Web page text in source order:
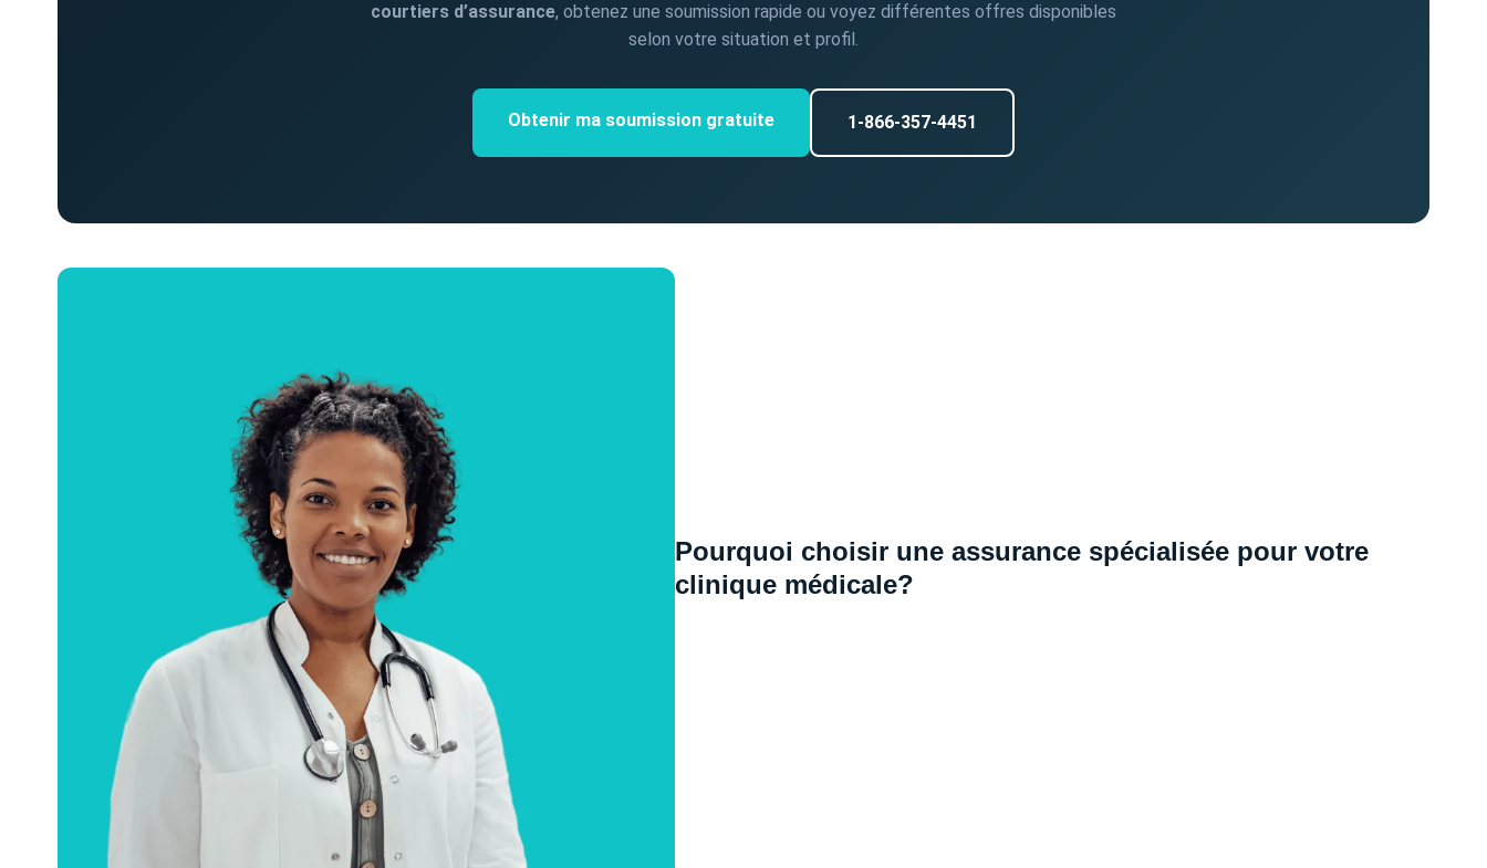
courtiers d’assurance, obtenez une soumission rapide ou voyez différentes offres disponibles
selon votre situation et profil.
Obtenir ma soumission gratuite 1-866-357-4451
Pourquoi choisir une assurance spécialisée pour votre
clinique médicale?